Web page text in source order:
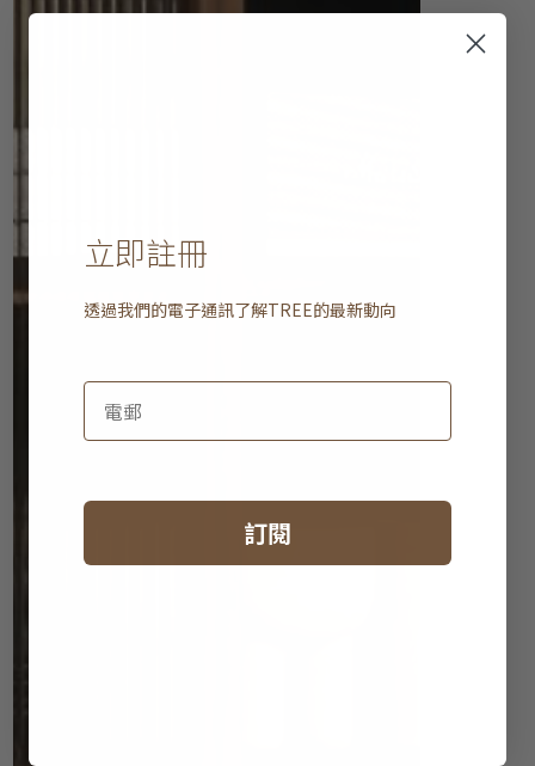
立即註冊
透過我們的電子通訊了解TREE的最新動向
訂閱